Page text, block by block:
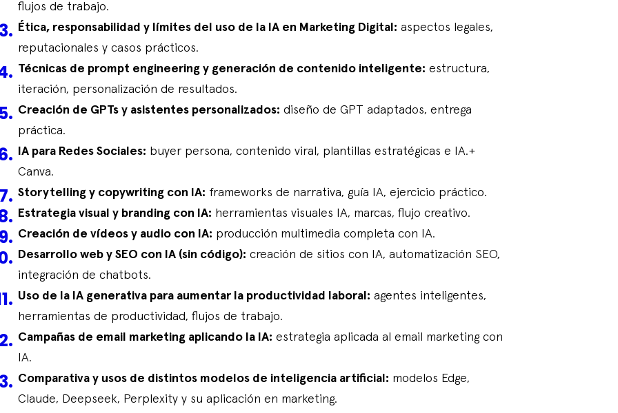
flujos de trabajo.
Ética, responsabilidad y límites del uso de la IA en Marketing Digital: aspectos legales,
reputacionales y casos prácticos.
Técnicas de prompt engineering y generación de contenido inteligente: estructura,
iteración, personalización de resultados.
Creación de GPTs y asistentes personalizados: diseño de GPT adaptados, entrega
práctica.
IA para Redes Sociales: buyer persona, contenido viral, plantillas estratégicas e IA.+
Canva.
Storytelling y copywriting con IA: frameworks de narrativa, guía IA, ejercicio práctico.
Estrategia visual y branding con IA: herramientas visuales IA, marcas, flujo creativo.
Creación de vídeos y audio con IA: producción multimedia completa con IA.
Desarrollo web y SEO con IA (sin código): creación de sitios con IA, automatización SEO,
integración de chatbots.
Uso de la IA generativa para aumentar la productividad laboral: agentes inteligentes,
herramientas de productividad, flujos de trabajo.
Campañas de email marketing aplicando la IA: estrategia aplicada al email marketing con
IA.
Comparativa y usos de distintos modelos de inteligencia artificial: modelos Edge,
Claude, Deepseek, Perplexity y su aplicación en marketing.